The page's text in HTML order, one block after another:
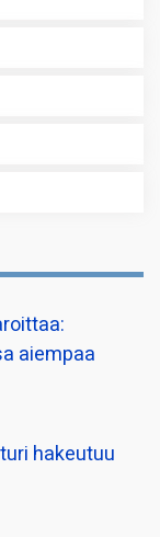
aiempaa
hakeutuu